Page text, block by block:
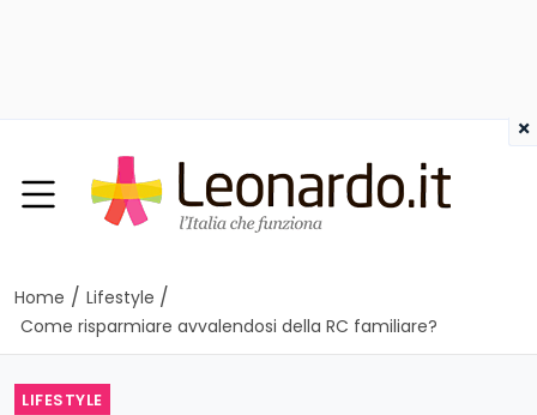
Home / Lifestyle /
Come risparmiare avvalendosi della RC familiare?
LIFESTYLE
×